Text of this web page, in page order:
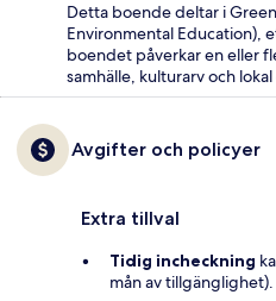
Detta boende deltar i
Environmental Education),
boendet påverkar en eller
samhälle, kulturarv och
Avgifter och policyer
Extra tillval
Tidig incheckning
mån av tillgänglighet).